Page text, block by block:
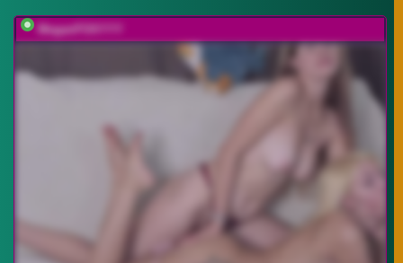
MeganFOXYYY